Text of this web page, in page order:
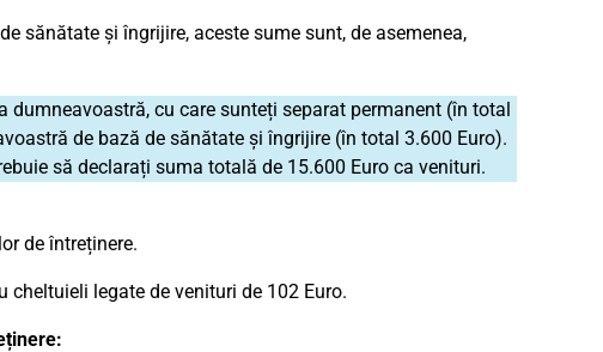
sănătate și îngrijire, aceste sume sunt, de asemenea,
cu care sunteți separat permanent (în total
de bază de sănătate și îngrijire (în total 3.600 Euro).
să declarați suma totală de 15.600 Euro ca venituri.
de întreținere.
legate de venituri de 102 Euro.